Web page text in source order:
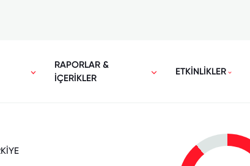
RAPORLAR &
İÇERİKLER
ETKİNLİKLER